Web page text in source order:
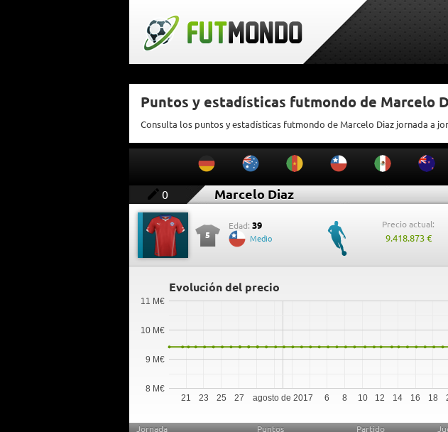
Puntos y estadísticas futmondo de Marcelo
Consulta los puntos y estadísticas futmondo de Marcelo Diaz jornada a
0 Marcelo Diaz
5
Edad: 39
Medio
Precio actual:
9.418.873 €
Evolución del precio
agosto de 2017
21 23 25 27 6 8 10 12 14 16 18
8 M€
9 M€
10 M€
11 M€
Jornada Puntos Partido